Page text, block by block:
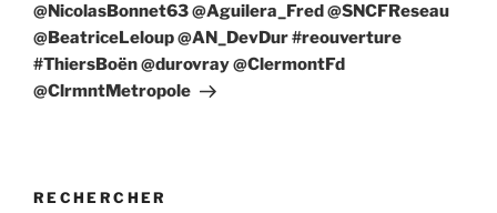
@NicolasBonnet63 @Aguilera_Fred @SNCFReseau
@BeatriceLeloup @AN_DevDur #reouverture
#ThiersBoën @durovray @ClermontFd
@ClrmntMetropole
RECHERCHER